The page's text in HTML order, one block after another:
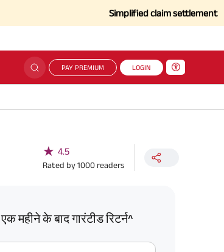
Simplified claim settlement
PAY PREMIUM LOGIN
★ 4.5
Rated by1000 readers
एक महीने के बाद गारंटीड रिटर्न^